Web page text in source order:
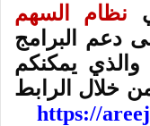
نظام السهم
دعم البرامج
والذي يمكنكم
خلال الرابط
https://